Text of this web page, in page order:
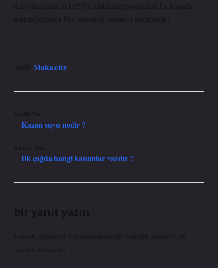
deneyimleriniz neler? Yorumlarınızı paylaşarak bu konuda
topluluğumuzla fikir alışverişi yapmayı unutmayın!
Tarih: Makaleler
Önceki Yazı
Kazan suyu nedir ?
Sonraki Yazı
Ilk çağda hangi kanunlar vardır ?
Bir yanıt yazın
E-posta adresiniz yayınlanmayacak. Gerekli alanlar
ile
işaretlenmişlerdir